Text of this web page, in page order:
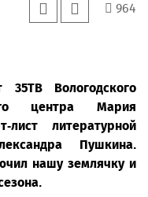
964
35ТВ Вологодского
центра Мария
литературной
Пушкина.
нашу землячку и